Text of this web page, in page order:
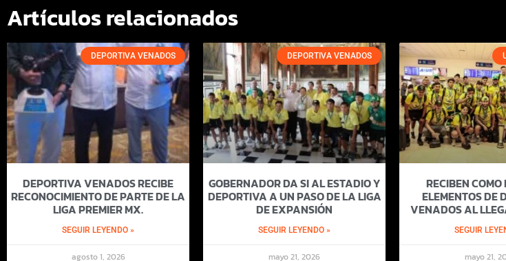
Artículos relacionados
DEPORTIVA VENADOS
DEPORTIVA VENADOS RECIBE
RECONOCIMIENTO DE PARTE DE LA
LIGA PREMIER MX.
SEGUIR LEYENDO »
agosto 1, 2026
DEPORTIVA VENADOS
GOBERNADOR DA SI AL ESTADIO Y
DEPORTIVA A UN PASO DE LA LIGA
DE EXPANSIÓN
SEGUIR LEYENDO »
mayo 21, 2026
RECIBEN COMO
ELEMENTOS DE
VENADOS AL
SEGUIR
mayo 21,